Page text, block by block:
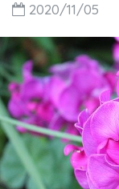
2020/11/05